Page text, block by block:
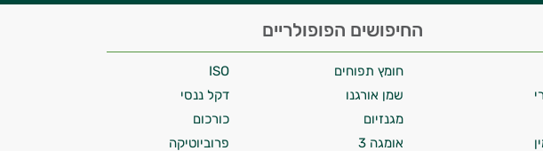
החיפושים הפופולריים
חומץ תפוחים
ISO
שמן אורגנו
דקל ננסי
מגנזיום
כורכום
אומגה 3 פרוביוטיקה